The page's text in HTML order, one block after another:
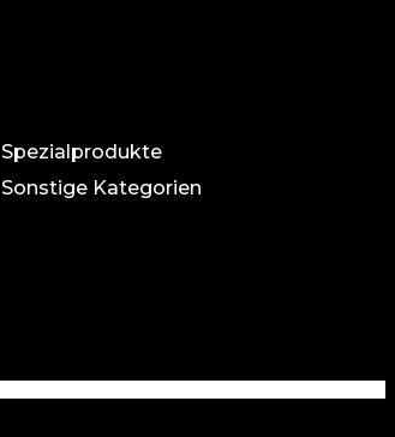
Spezialprodukte
Sonstige Kategorien